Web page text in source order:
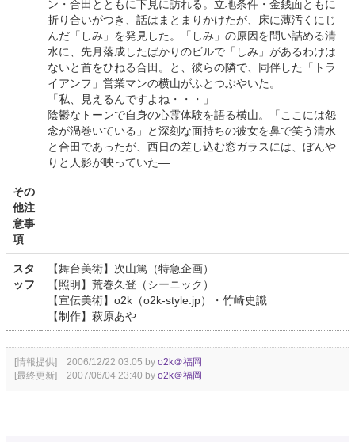
ン・合田とともに下見に訪れる。立地条件・金銭面ともに
折り合いがつき、話はまとまりかけたが、床に薄汚くにじ
んだ「しみ」を発見した。「しみ」の原因を問い詰める清
水に、先月落成したばかりのビルで「しみ」があるわけは
ないと首をひねる合田。と、彼らの隣で、同伴した「トラ
イアンフ」営業マンの横山がふとつぶやいた。
「私、見えるんですよね・・・」
陰鬱なトーンで自身の心霊体験を語る横山。「ここには怨
念が渦巻いている」と深刻な面持ちの彼女を鼻で笑う清水
と合田であったが、西日の差し込む窓ガラスには、ぼんや
りと人影が映っていた—
その
他注
意事
項
スタ
ッフ
【舞台美術】次山篤（特急企画）
【照明】荒巻久登（シーニック）
【宣伝美術】o2k（o2k-style.jp）・竹崎史識
【制作】萩原あや
[情報提供] 2006/12/22 03:05 by o2k＠福岡
[最終更新] 2007/06/04 23:40 by o2k＠福岡